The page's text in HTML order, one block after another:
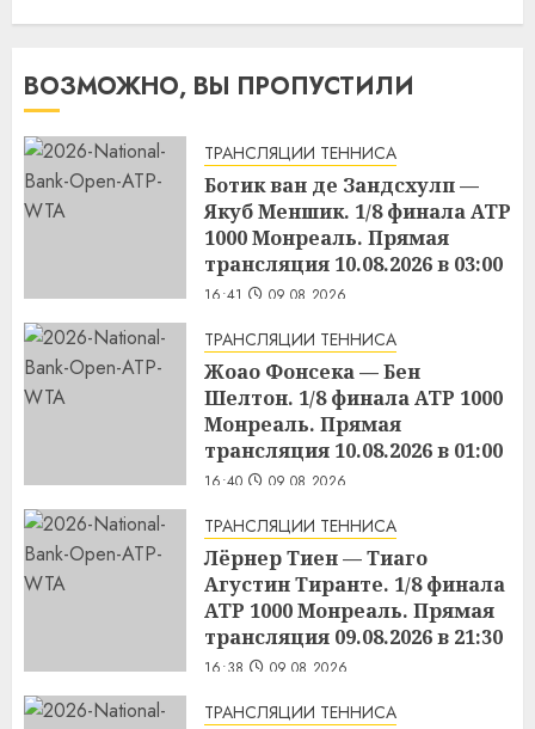
ВОЗМОЖНО, ВЫ ПРОПУСТИЛИ
ТРАНСЛЯЦИИ ТЕННИСА
Ботик ван де Зандсхулп —
Якуб Меншик. 1/8 финала ATP
1000 Монреаль. Прямая
трансляция 10.08.2026 в 03:00
16:41 09.08.2026
ТРАНСЛЯЦИИ ТЕННИСА
Жоао Фонсека — Бен
Шелтон. 1/8 финала ATP 1000
Монреаль. Прямая
трансляция 10.08.2026 в 01:00
16:40 09.08.2026
ТРАНСЛЯЦИИ ТЕННИСА
Лёрнер Тиен — Тиаго
Агустин Тиранте. 1/8 финала
ATP 1000 Монреаль. Прямая
трансляция 09.08.2026 в 21:30
16:38 09.08.2026
ТРАНСЛЯЦИИ ТЕННИСА